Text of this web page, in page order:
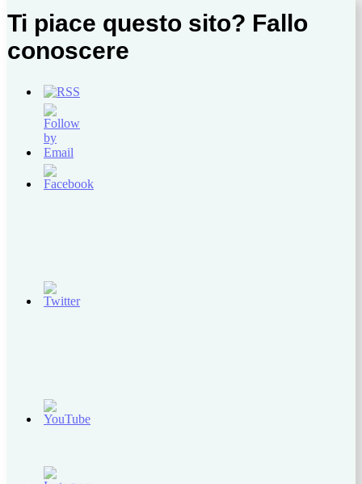
Ti piace questo sito? Fallo
conoscere